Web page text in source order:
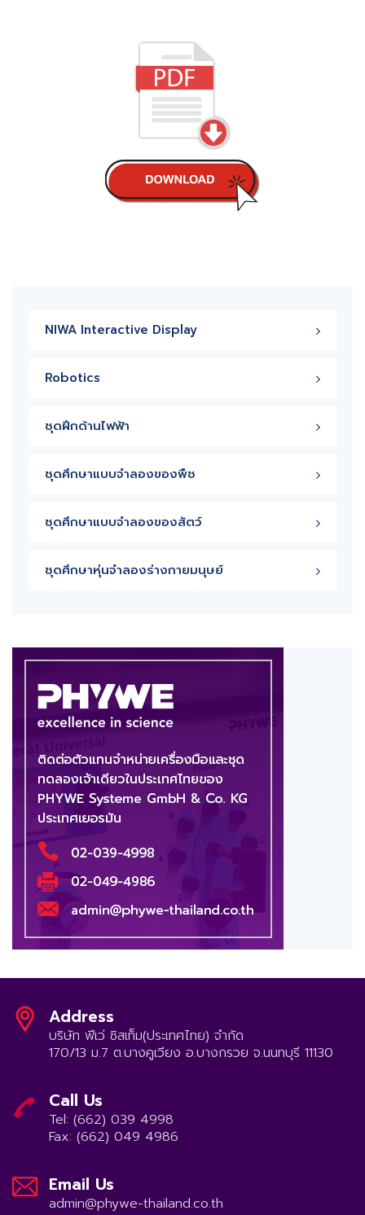
NIWA Interactive Display
Robotics
ชุดฝึกด้านไฟฟ้า
ชุดศึกษาแบบจำลองของพืช
ชุดศึกษาแบบจำลองของสัตว์
ชุดศึกษาหุ่นจำลองร่างกายมนุษย์
Address
บริษัท ฟีเว่ ซิสเท็ม(ประเทศไทย) จำกัด
170/13 ม.7 ต.บางคูเวียง อ.บางกรวย จ.นนทบุรี 11130
Call Us
Tel: (662) 039 4998
Fax: (662) 049 4986
Email Us
admin@phywe-thailand.co.th